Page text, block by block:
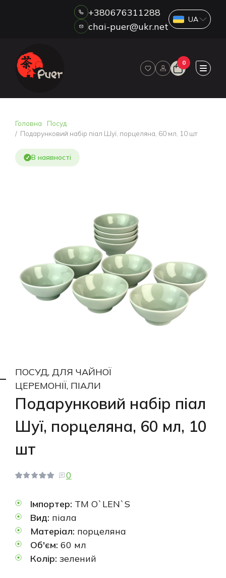
ДРОП
+380676311288
chai-puer@ukr.net
0
Головна
Посуд
Подарунковий набір піал Шуї, порцеляна, 60 мл, 10 шт
В наявності
ПОСУД, ДЛЯ ЧАЙНОЇ
ЦЕРЕМОНІЇ, ПІАЛИ
Подарунковий набір піал
Шуї, порцеляна, 60 мл, 10
шт
0
Імпортер: ТМ O`LEN`S
Вид: піала
Матеріал: порцеляна
Об'єм: 60 мл
Колір: зелений